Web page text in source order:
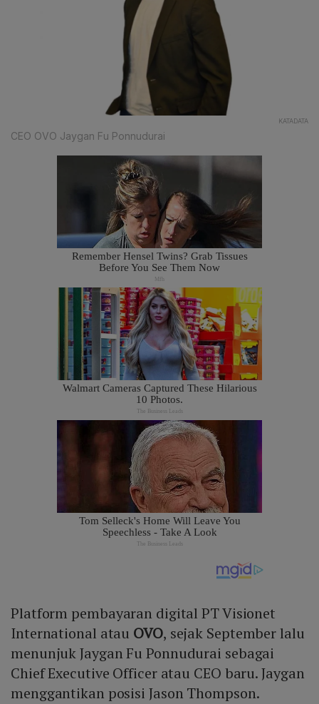
KATADATA
CEO OVO Jaygan Fu Ponnudurai
Platform pembayaran digital PT Visionet
International atau OVO, sejak September lalu
menunjuk Jaygan Fu Ponnudurai sebagai
Chief Executive Officer atau CEO baru. Jaygan
menggantikan posisi Jason Thompson.